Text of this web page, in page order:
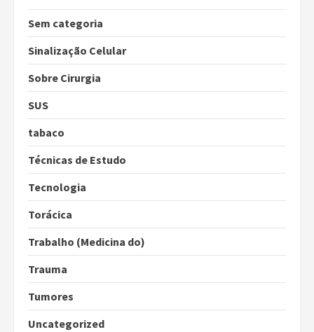
Sem categoria
Sinalização Celular
Sobre Cirurgia
SUS
tabaco
Técnicas de Estudo
Tecnologia
Torácica
Trabalho (Medicina do)
Trauma
Tumores
Uncategorized